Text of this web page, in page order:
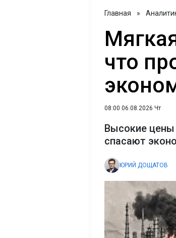
Главная »
что
08:00 06.08.2026 Чт
Высокие
спасают
ЮРИЙ ДОЩАТОВ